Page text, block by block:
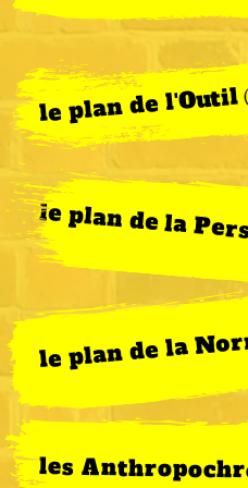
le plan de l'Outil
le plan de la
le plan de la
les